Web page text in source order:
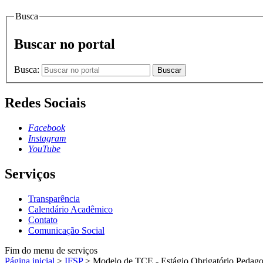
Busca
Buscar no portal
Busca: Buscar
Redes Sociais
Facebook
Instagram
YouTube
Serviços
Transparência
Calendário Acadêmico
Contato
Comunicação Social
Fim do menu de serviços
Página inicial > IFSP > Modelo de TCE - Estágio Obrigatório